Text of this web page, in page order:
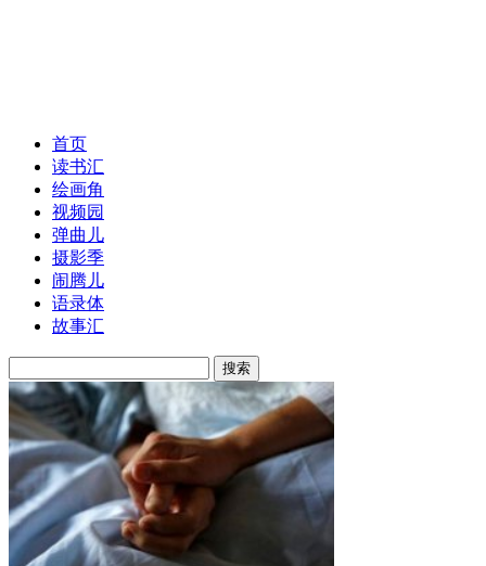
首页
读书汇
绘画角
视频园
弹曲儿
摄影季
闹腾儿
语录体
故事汇
搜索